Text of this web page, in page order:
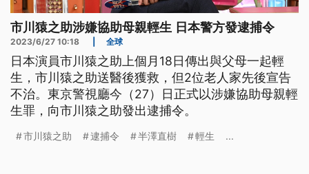
市川猿之助涉嫌協助母親輕生 日本警方發逮捕令
2023/6/27 10:18 全球
日本演員市川猿之助上個月18日傳出與父母一起輕
生，市川猿之助送醫後獲救，但2位老人家先後宣告
不治。東京警視廳今（27）日正式以涉嫌協助母親輕
生罪，向市川猿之助發出逮捕令。
市川猿之助 逮捕令 半澤直樹 輕生 ...